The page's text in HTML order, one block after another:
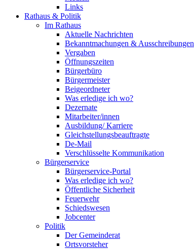
Links
Rathaus & Politik
Im Rathaus
Aktuelle Nachrichten
Bekanntmachungen & Ausschreibungen
Vergaben
Öffnungszeiten
Bürgerbüro
Bürgermeister
Beigeordneter
Was erledige ich wo?
Dezernate
Mitarbeiter/innen
Ausbildung/ Karriere
Gleichstellungsbeauftragte
De-Mail
Verschlüsselte Kommunikation
Bürgerservice
Bürgerservice-Portal
Was erledige ich wo?
Öffentliche Sicherheit
Feuerwehr
Schiedswesen
Jobcenter
Politik
Der Gemeinderat
Ortsvorsteher